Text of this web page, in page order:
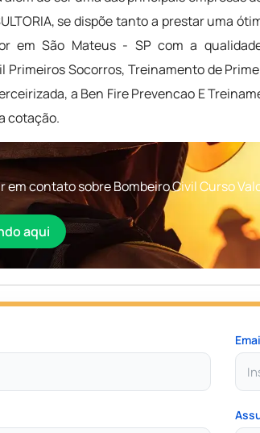
se dispõe tanto a prestar uma
em São Mateus - SP com a
Primeiros Socorros, Treinamento de
a Ben Fire Prevencao E
cotação.
contato sobre Bombeiro Civil Curso
aqui